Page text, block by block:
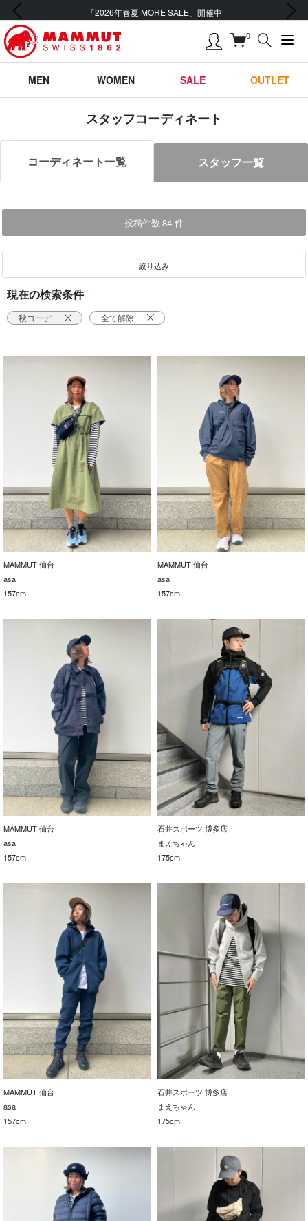
「2026年春夏 MORE SALE」開催中
前の画像 次の画像
0
MEN WOMEN SALE OUTLET
スタッフコーディネート
コーディネート一覧 スタッフ一覧
投稿件数 84 件
絞り込み
現在の検索条件
秋コーデ 全て解除
MAMMUT 仙台
asa
157cm
MAMMUT 仙台
asa
157cm
MAMMUT 仙台
asa
157cm
石井スポーツ 博多店
まえちゃん
175cm
MAMMUT 仙台
asa
157cm
石井スポーツ 博多店
まえちゃん
175cm